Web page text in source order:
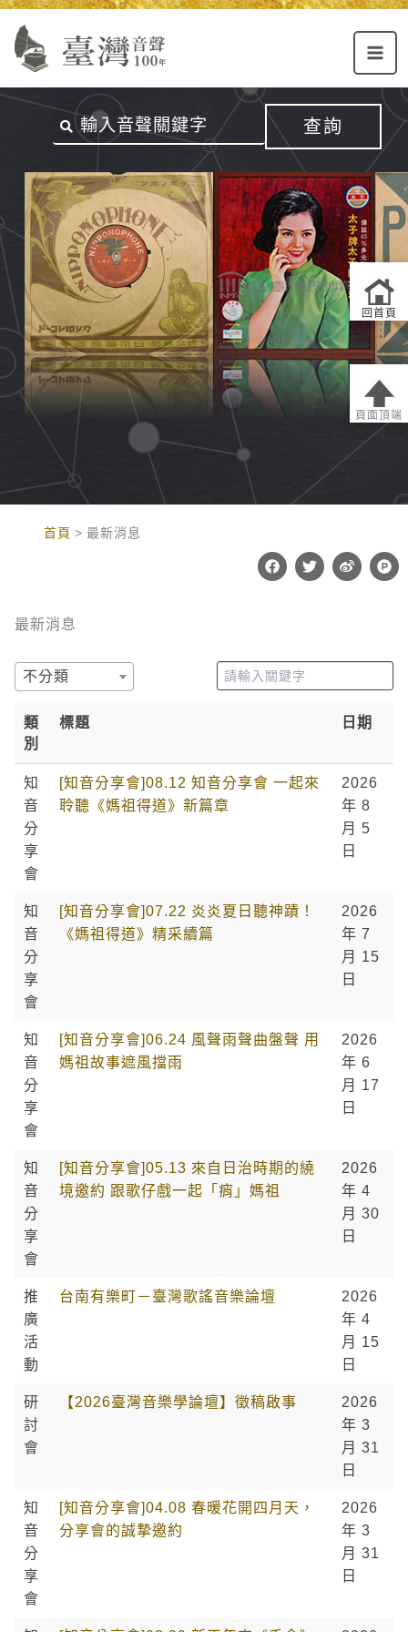
Alt+U：
選
Alt+C：
容
跳
內
查詢
首頁 最新消息
F
a
k
T
w
W
e
P
r
-
u
最新消息
不分類
類
別
標題 日期
知
音
分
享
會
[知音分享會]08.12 知音分享會 一起來
聆聽《媽祖得道》新篇章
2026
年 8
月 5
日
知
音
分
享
會
[知音分享會]07.22 炎炎夏日聽神蹟！
《媽祖得道》精采續篇
2026
年 7
月 15
日
知
音
分
享
會
[知音分享會]06.24 風聲雨聲曲盤聲 用
媽祖故事遮風擋雨
2026
年 6
月 17
日
知
音
分
享
會
[知音分享會]05.13 來自日治時期的繞
境邀約 跟歌仔戲一起「痟」媽祖
2026
年 4
月 30
日
推
廣
活
動
台南有樂町－臺灣歌謠音樂論壇
2026
年 4
月 15
日
研
討
會
【2026臺灣音樂學論壇】徵稿啟事
2026
年 3
月 31
日
知
音
分
享
會
[知音分享會]04.08 春暖花開四月天，
分享會的誠摯邀約
2026
年 3
月 31
日
回首頁
頁面頂端